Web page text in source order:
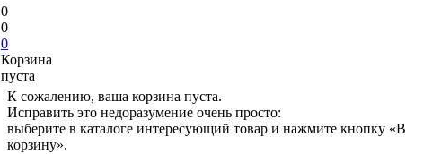
0
0
0
Корзина
пуста
К сожалению, ваша корзина пуста.
Исправить это недоразумение очень просто:
выберите в каталоге интересующий товар и нажмите кнопку «В
корзину».